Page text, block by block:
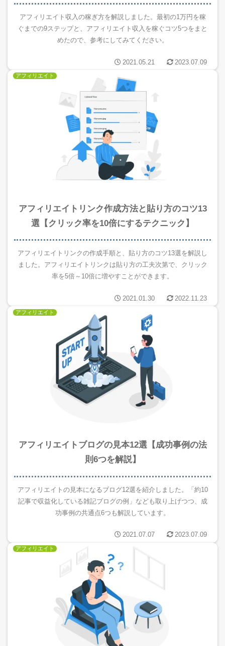
アフィリエイト収入の稼ぎ方を解説しました。最初の1万円を稼
ぐまでの9ステップと、アフィリエイト収入を稼ぐコツ5つをまと
めたので、参考にしてみてください。
2021.05.21 2023.07.09
アフィリエイト
アフィリエイトリンク作成方法と貼り方のコツ13
選【クリック率を10倍にするテクニック】
アフィリエイトリンクの作成手順と、貼り方のコツ13選を解説し
ました。アフィリエイトリンクは貼り方の工夫次第で、クリック
率を5倍～10倍に増やすことができます。
2021.01.30 2022.11.23
アフィリエイト
アフィリエイトブログの見本12選【成功事例の法
則6つを解説】
アフィリエイトの見本になるブログ12選を紹介しました。「約10
記事で収益化している雑記ブログの例」なども取り上げつつ、成
功事例の共通点6つも解説しています。
2021.07.07 2023.07.09
アフィリエイト